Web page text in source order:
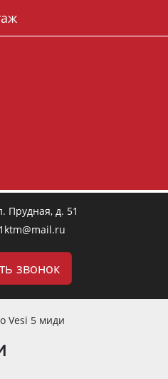
обслуживание инженерных
Прудная, д. 51
звонок
Vesi 5 миди